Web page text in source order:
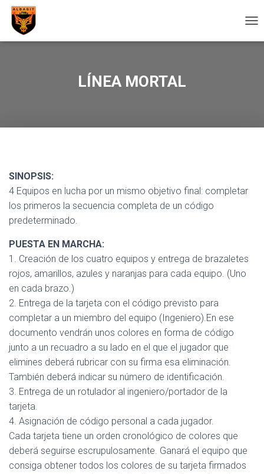
A
LÍNEA MORTAL
SINOPSIS:
4 Equipos en lucha por un mismo objetivo final: completar
los primeros la secuencia completa de un código
predeterminado.
PUESTA EN MARCHA:
1. Creación de los cuatro equipos y entrega de brazaletes
rojos, amarillos, azules y naranjas para cada equipo. (Uno
en cada brazo.)
2. Entrega de la tarjeta con el código previsto para
completar a un miembro del equipo (Ingeniero).En ese
documento vendrán unos colores en forma de código
junto a un recuadro a su lado en el que el jugador que
elimines deberá rubricar con su firma esa eliminación.
También deberá indicar su número de identificación.
3. Entrega de un rotulador al ingeniero/portador de la
tarjeta.
4. Asignación de código personal a cada jugador.
Cada tarjeta tiene un orden cronológico de colores que
deberá seguirse escrupulosamente. Ganará el equipo que
consiga obtener todos los colores de su tarjeta firmados